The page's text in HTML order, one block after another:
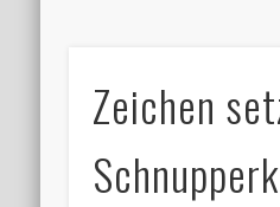
Zeichen